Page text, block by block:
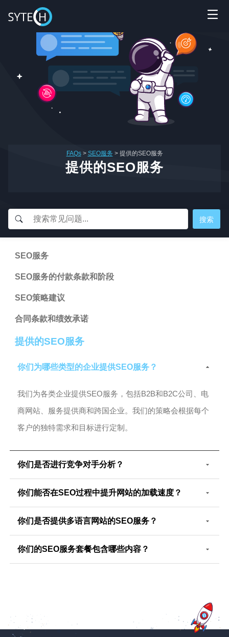
FAQs> SEO服务 > 提供的SEO服务
提供的SEO服务
SEO服务
SEO服务的付款条款和阶段
SEO策略建议
合同条款和绩效承诺
提供的SEO服务
你们为哪些类型的企业提供SEO服务？
我们为各类企业提供SEO服务，包括B2B和B2C公司、电
商网站、服务提供商和跨国企业。我们的策略会根据每个
客户的独特需求和目标进行定制。
你们是否进行竞争对手分析？
你们能否在SEO过程中提升网站的加载速度？
你们是否提供多语言网站的SEO服务？
你们的SEO服务套餐包含哪些内容？
🏆 17+年行业经验